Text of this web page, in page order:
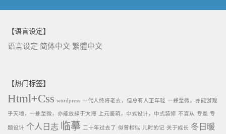
【语言设定】
语言设定 简体中文 繁體中文
【热门标签】
Html+Css wordpress 一代人终将老去，但总有人正年轻 一蜂至微，亦能游观
乎天地，一虲至微，亦能放肆于大海 上元鉴筑，中式设计，中式装修 不盲从 专题 专
题设计 个人日志 临摹 二十年过去了 似曾相似 儿时的记 关于成长 冬日暖